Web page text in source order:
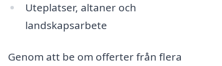
Uteplatser, altaner och
landskapsarbete
Genom att be om offerter från flera